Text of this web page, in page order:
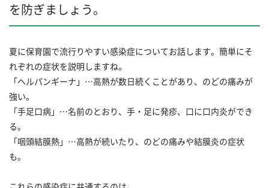
を防ぎましょう。
夏に保育園で流行りやすい感染症についてお話します。簡単にそ
れぞれの症状を説明しますね。
「ヘルパンギーナ」…高熱が数日続くことがあり、のどの痛みが
強い。
「手足口病」…名前のとおり、手・足に発疹、口に口内炎ができ
る。
「咽頭結膜熱」…高熱が続いたり、のどの痛みや結膜炎の症状
も。